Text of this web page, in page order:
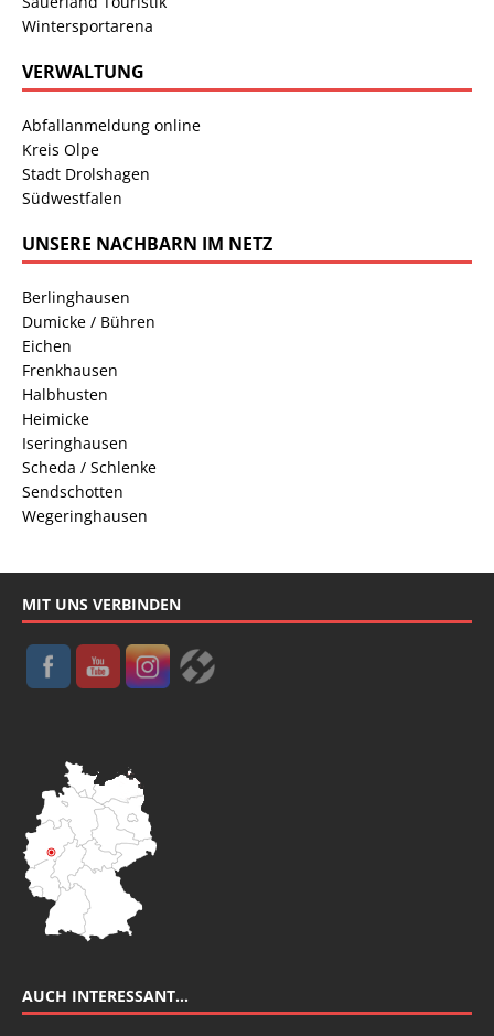
Wintersportarena
VERWALTUNG
Abfallanmeldung online
Kreis Olpe
Stadt Drolshagen
Südwestfalen
UNSERE NACHBARN IM NETZ
Berlinghausen
Dumicke / Bühren
Eichen
Frenkhausen
Halbhusten
Heimicke
Iseringhausen
Scheda / Schlenke
Sendschotten
Wegeringhausen
MIT UNS VERBINDEN
AUCH INTERESSANT…